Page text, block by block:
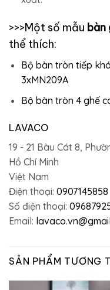
>>>Một số mẫu bàn
thể thích:
Bộ bàn tròn tiếp
3xMN209A
Bộ bàn tròn 4 ghế
LAVACO
19 - 21 Bàu Cát 8,
Hồ Chí Minh
Việt Nam
Điện thoại: 0907145858
Số điện thoại:
Email:
SẢN PHẨM TƯƠNG